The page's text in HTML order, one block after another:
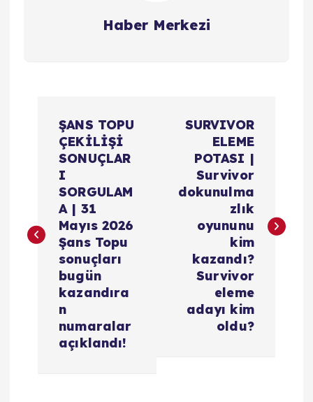
Haber Merkezi
g
ŞANS TOPU
ÇEKİLİŞİ
SONUÇLAR
I
SORGULAM
A | 31
Mayıs 2026
Şans Topu
sonuçları
bugün
kazandıra
n
numaralar
açıklandı!
SURVIVOR
ELEME
POTASI |
Survivor
dokunulma
zlık
oyununu
kim
kazandı?
Survivor
eleme
adayı kim
oldu?